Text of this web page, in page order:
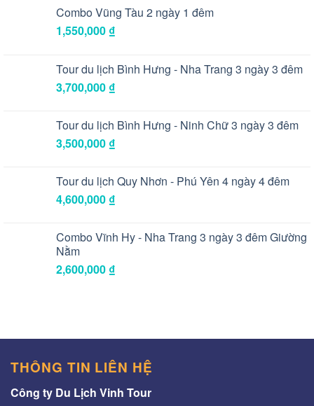
Combo Vũng Tàu 2 ngày 1 đêm
1,550,000 ₫
Tour du lịch Bình Hưng - Nha Trang 3 ngày 3 đêm
3,700,000 ₫
Tour du lịch Bình Hưng - Ninh Chữ 3 ngày 3 đêm
3,500,000 ₫
Tour du lịch Quy Nhơn - Phú Yên 4 ngày 4 đêm
4,600,000 ₫
Combo Vĩnh Hy - Nha Trang 3 ngày 3 đêm Giường
Nằm
2,600,000 ₫
THÔNG TIN LIÊN HỆ
Công ty Du Lịch Vinh Tour